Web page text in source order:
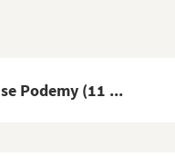
Podemy (11 ...